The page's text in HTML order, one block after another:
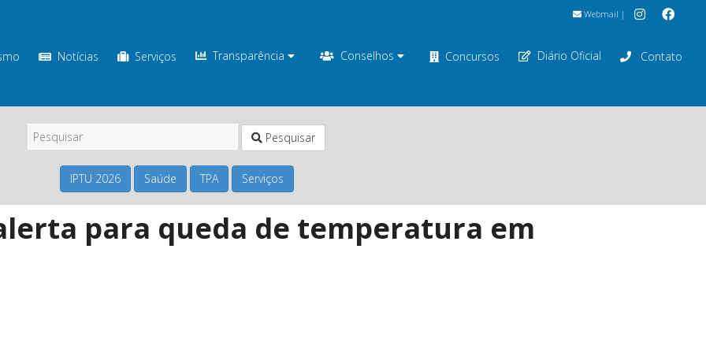
Webmail |
Notícias Serviços Transparência Conselhos Concursos Diário Oficial Contato
Pesquisar
IPTU 2026 Saúde TPA Serviços
para queda de temperatura em